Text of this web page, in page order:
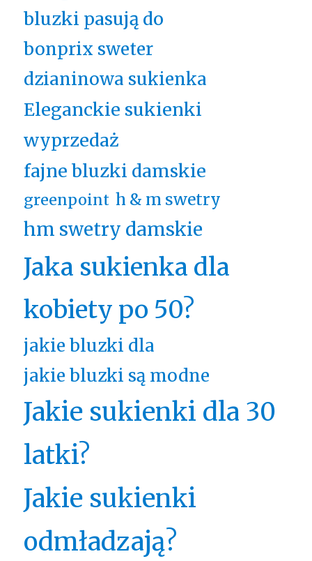
bluzki pasują do
bonprix sweter
dzianinowa sukienka
Eleganckie sukienki
wyprzedaż
fajne bluzki damskie
greenpoint h & m swetry
hm swetry damskie
Jaka sukienka dla
kobiety po 50?
jakie bluzki dla
jakie bluzki są modne
Jakie sukienki dla 30
latki?
Jakie sukienki
odmładzają?